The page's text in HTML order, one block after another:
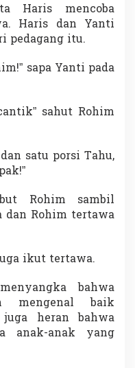
Haris mencoba
Haris dan Yanti
pedagang itu.
sapa Yanti pada
sahut Rohim
satu porsi Tahu,
Rohim sambil
dan Rohim tertawa
ikut tertawa.
bahwa
mengenal baik
heran bahwa
anak-anak yang